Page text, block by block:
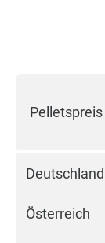
Pelletspreis
Deutschland
Österreich